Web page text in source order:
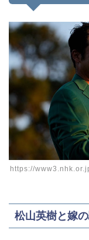
https://
松山英樹と嫁